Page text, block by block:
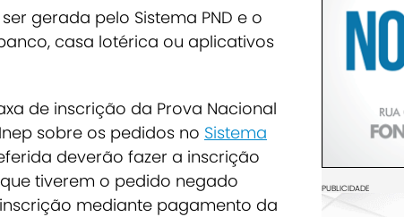
gerada pelo Sistema PND e o
casa lotérica ou aplicativos
de inscrição da Prova Nacional
sobre os pedidos no Sistema
deverão fazer a inscrição
tiverem o pedido negado
mediante pagamento da
PUBLICIDADE